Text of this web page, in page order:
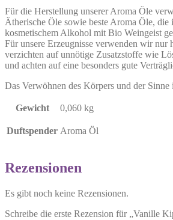
Für die Herstellung unserer Aroma Öle
Ätherische Öle sowie beste Aroma Öle, die
kosmetischem Alkohol mit Bio Weingeist
Für unsere Erzeugnisse verwenden wir nur
verzichten auf unnötige Zusatzstoffe wie
und achten auf eine besonders gute
Das Verwöhnen des Körpers und der Sinne
Gewicht 0,060 kg
Duftspender Aroma Öl
Rezensionen
Es gibt noch keine Rezensionen.
Schreibe die erste Rezension für „Vanille